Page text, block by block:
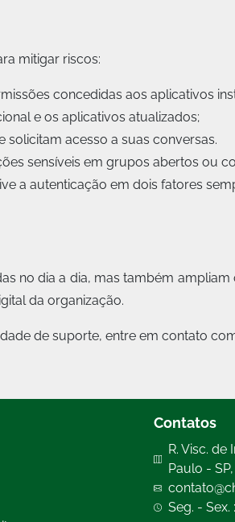
mitigar riscos:
concedidas aos aplicativos
e os aplicativos atualizados;
solicitam acesso a suas conversas.
sensíveis em grupos abertos ou
a autenticação em dois fatores
no dia a dia, mas também
da organização.
de suporte, entre em contato
Contatos
R. Visc.
Paulo -
Seg. - Sex.